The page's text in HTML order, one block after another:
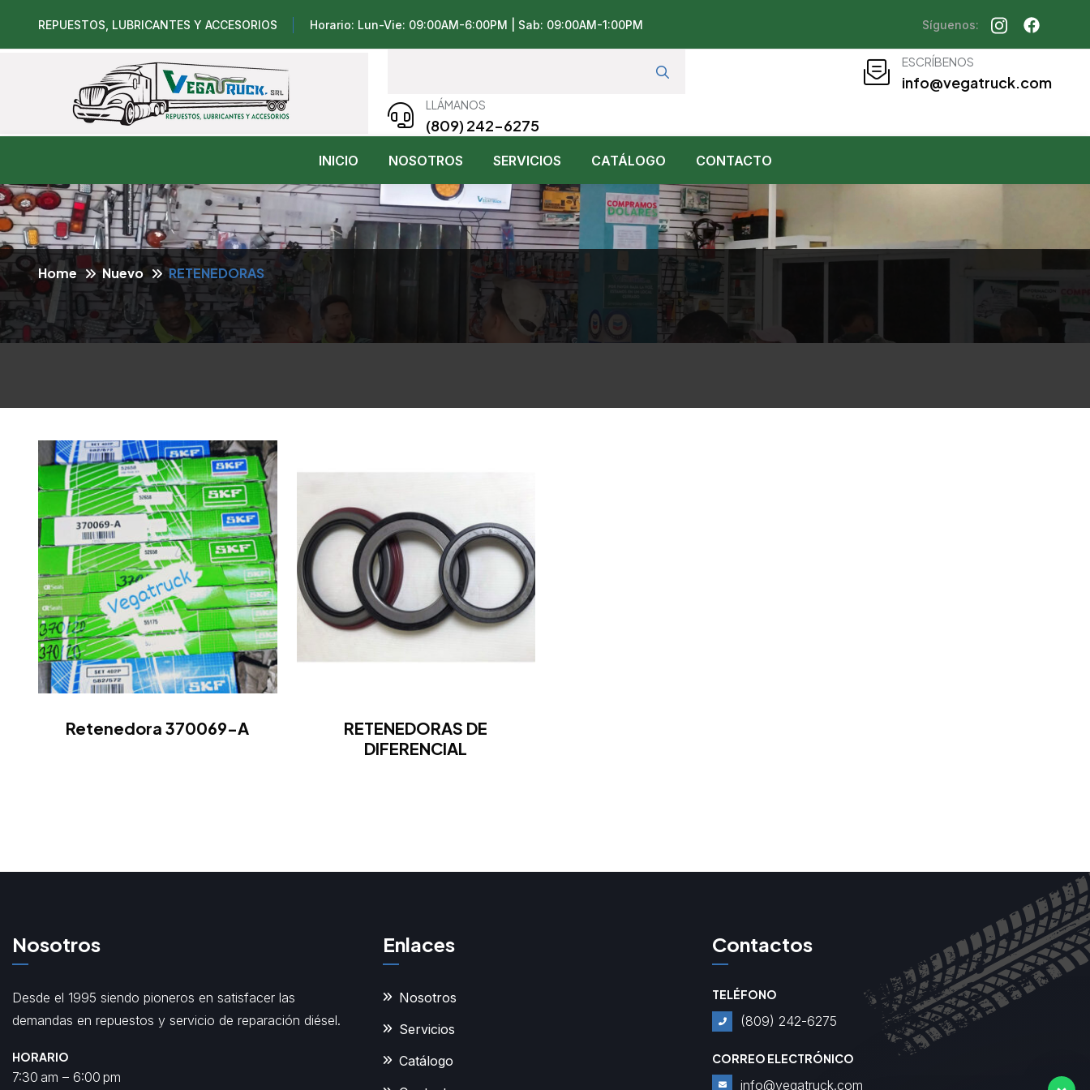
REPUESTOS, LUBRICANTES Y ACCESORIOS Horario: Lun-Vie: 09:00AM-6:00PM | Sab: 09:00AM-1:00PM Síguenos:
ESCRÍBENOS
info@vegatruck.com
LLÁMANOS
(809) 242-6275
INICIO NOSOTROS SERVICIOS CATÁLOGO CONTACTO
Home Nuevo RETENEDORAS
Retenedora 370069-A
RETENEDORAS DE
DIFERENCIAL
Nosotros
Desde el 1995 siendo pioneros en satisfacer las
demandas en repuestos y servicio de reparación diésel.
HORARIO
7:30 am – 6:00 pm
Enlaces
Nosotros
Servicios
Catálogo
Contactos
TELÉFONO
(809) 242-6275
CORREO ELECTRÓNICO
info@vegatruck.com